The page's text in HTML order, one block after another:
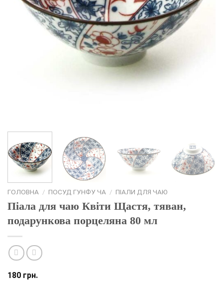
ГОЛОВНА / ПОСУД ГУНФУ ЧА / ПІАЛИ ДЛЯ ЧАЮ
Піала для чаю Квіти Щастя, тяван,
подарункова порцеляна 80 мл
180 грн.